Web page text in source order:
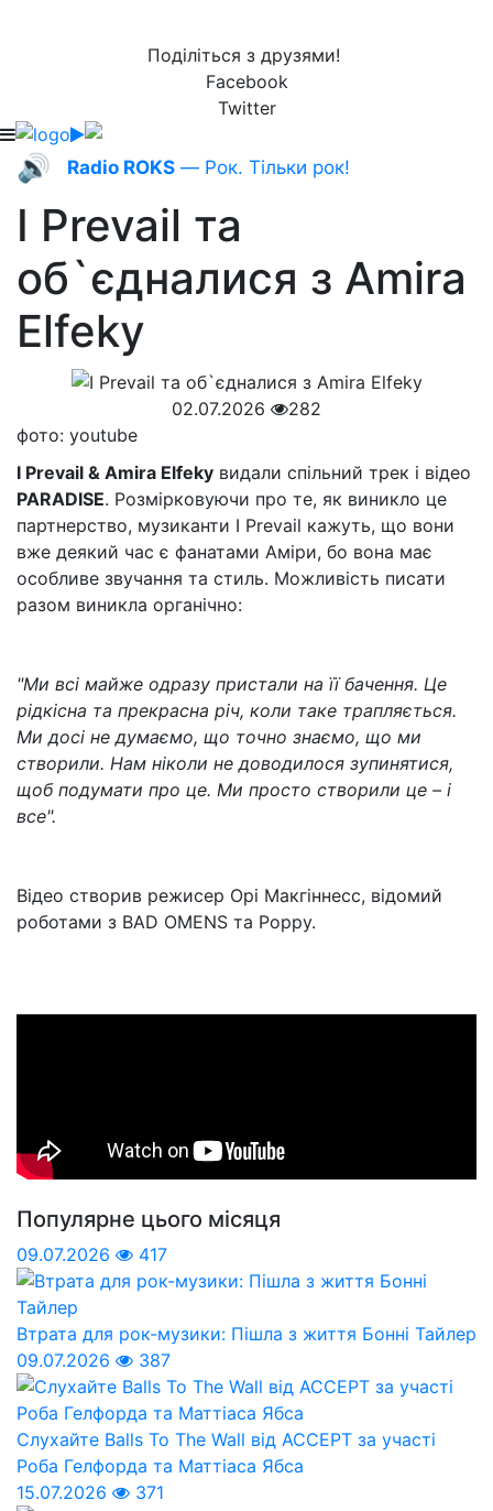
Поділіться з друзями!
Facebook
Twitter
🔊 Radio ROKS — Рок. Тільки рок!
I Prevail та
об`єдналися з Amira
Elfeky
02.07.2026
282
фото: youtube
I Prevail & Amira Elfeky видали спільний трек і відео
PARADISE. Розмірковуючи про те, як виникло це
партнерство, музиканти I Prevail кажуть, що вони
вже деякий час є фанатами Аміри, бо вона має
особливе звучання та стиль. Можливість писати
разом виникла органічно:
"Ми всі майже одразу пристали на її бачення. Це
рідкісна та прекрасна річ, коли таке трапляється.
Ми досі не думаємо, що точно знаємо, що ми
створили. Нам ніколи не доводилося зупинятися,
щоб подумати про це. Ми просто створили це – і
все".
Відео створив режисер Орі Макгіннесс, відомий
роботами з BAD OMENS та Poppy.
Популярне цього місяця
09.07.2026 417
Втрата для рок-музики: Пішла з життя Бонні Тайлер
09.07.2026
387
Слухайте Balls To The Wall від ACCEPT за участі
Роба Гелфорда та Маттіаса Ябса
15.07.2026
371